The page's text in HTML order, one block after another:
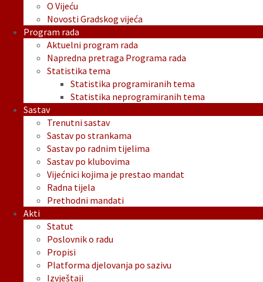
O Vijeću
Novosti Gradskog vijeća
Program rada
Aktuelni program rada
Napredna pretraga Programa rada
Statistika tema
Statistika programiranih tema
Statistika neprogramiranih tema
Sastav
Trenutni sastav
Sastav po strankama
Sastav po radnim tijelima
Sastav po klubovima
Vijećnici kojima je prestao mandat
Radna tijela
Prethodni mandati
Akti
Statut
Poslovnik o radu
Propisi
Platforma djelovanja po sazivu
Izvještaji